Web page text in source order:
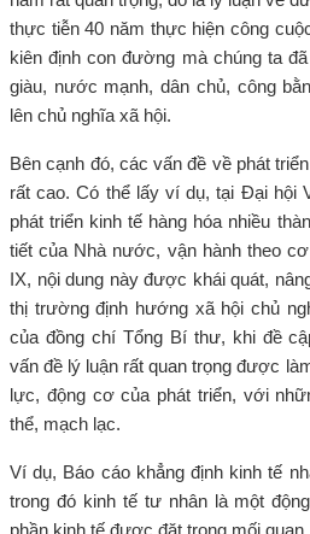
thực tiễn 40 năm thực hiện công
kiên định con đường mà chúng ta
giàu, nước mạnh, dân chủ, công
lên chủ nghĩa xã hội.
Bên cạnh đó, các vấn đề về phát
rất cao. Có thể lấy ví dụ, tại Đại hội
phát triển kinh tế hàng hóa nhiều
tiết của Nhà nước, vận hành theo
IX, nội dung này được khái quát,
thị trường định hướng xã hội chủ
của đồng chí Tổng Bí thư, khi đề
vấn đề lý luận rất quan trọng được
lực, động cơ của phát triển, với
thể, mạch lạc.
Ví dụ, Báo cáo khẳng định kinh tế
trong đó kinh tế tư nhân là một
phần kinh tế được đặt trong mối